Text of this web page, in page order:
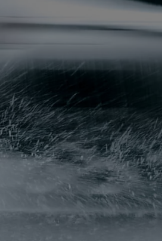
Od105 300 zł